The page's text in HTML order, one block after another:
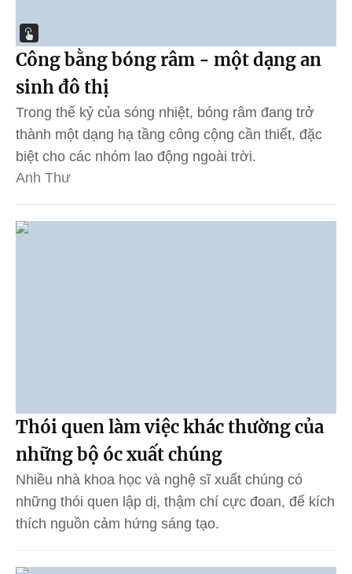
Công bằng bóng râm - một dạng an
sinh đô thị
Trong thế kỷ của sóng nhiệt, bóng râm đang trở
thành một dạng hạ tầng công cộng cần thiết, đặc
biệt cho các nhóm lao động ngoài trời.
Anh Thư
Thói quen làm việc khác thường của
những bộ óc xuất chúng
Nhiều nhà khoa học và nghệ sĩ xuất chúng có
những thói quen lập dị, thậm chí cực đoan, để kích
thích nguồn cảm hứng sáng tạo.